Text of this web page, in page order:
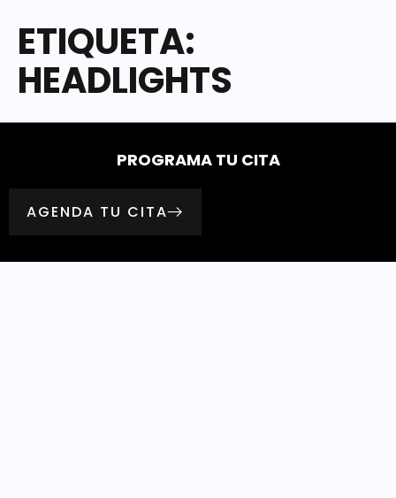
ETIQUETA:
HEADLIGHTS
PROGRAMA TU CITA
AGENDA TU CITA